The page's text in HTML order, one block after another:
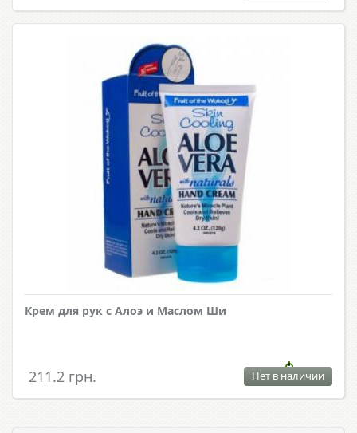
Крем для рук с Алоэ и Маслом Ши
211.2 грн. Нет в наличии